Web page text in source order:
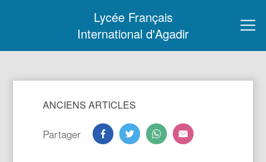
Lycée Français
International d'Agadir
ANCIENS ARTICLES
Partager